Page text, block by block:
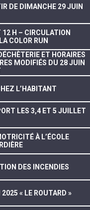
DE DIMANCHE 29 JUIN
H – CIRCULATION
COLOR RUN
ET HORAIRES
MODIFIÉS DU 28 JUIN
L’HABITANT
LES 3,4 ET 5 JUILLET
À L’ÉCOLE
DES INCENDIES
« LE ROUTARD »